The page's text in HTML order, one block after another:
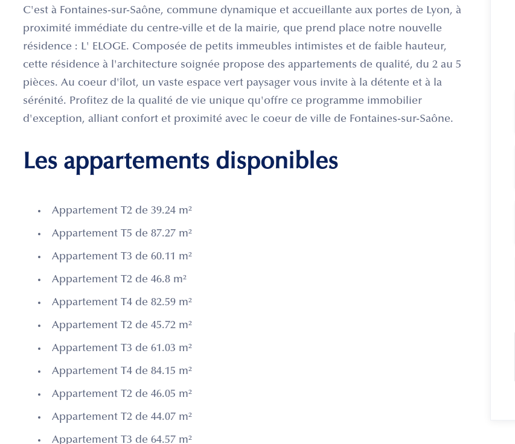
C'est à Fontaines-sur-Saône, commune dynamique et accueillante aux portes de Lyon, à
proximité immédiate du centre-ville et de la mairie, que prend place notre nouvelle
résidence : L' ELOGE. Composée de petits immeubles intimistes et de faible hauteur,
cette résidence à l'architecture soignée propose des appartements de qualité, du 2 au 5
pièces. Au coeur d'îlot, un vaste espace vert paysager vous invite à la détente et à la
sérénité. Profitez de la qualité de vie unique qu'offre ce programme immobilier
d'exception, alliant confort et proximité avec le coeur de ville de Fontaines-sur-Saône.
Les appartements disponibles
Appartement T2 de 39.24 m²
Appartement T5 de 87.27 m²
Appartement T3 de 60.11 m²
Appartement T2 de 46.8 m²
Appartement T4 de 82.59 m²
Appartement T2 de 45.72 m²
Appartement T3 de 61.03 m²
Appartement T4 de 84.15 m²
Appartement T2 de 46.05 m²
Appartement T2 de 44.07 m²
Appartement T3 de 64.57 m²